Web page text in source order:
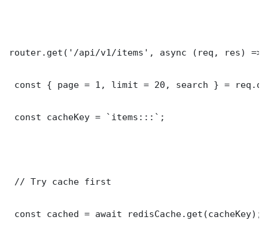
router.get('/api/v1/items', async (req, res) =>
const { page = 1, limit = 20, search } =
const cacheKey = `items:::`;
// Try cache first
const cached = await redisCache.get(cacheKey);